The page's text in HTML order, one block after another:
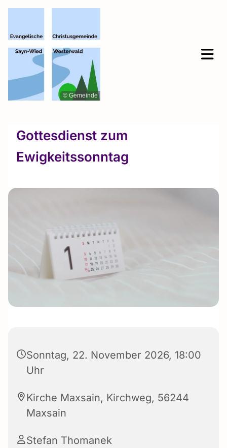
© Gemeinde
Gottesdienst zum
Ewigkeitssonntag
Sonntag, 22. November 2026, 18:00
Uhr
Kirche Maxsain, Kirchweg, 56244
Maxsain
Stefan Thomanek